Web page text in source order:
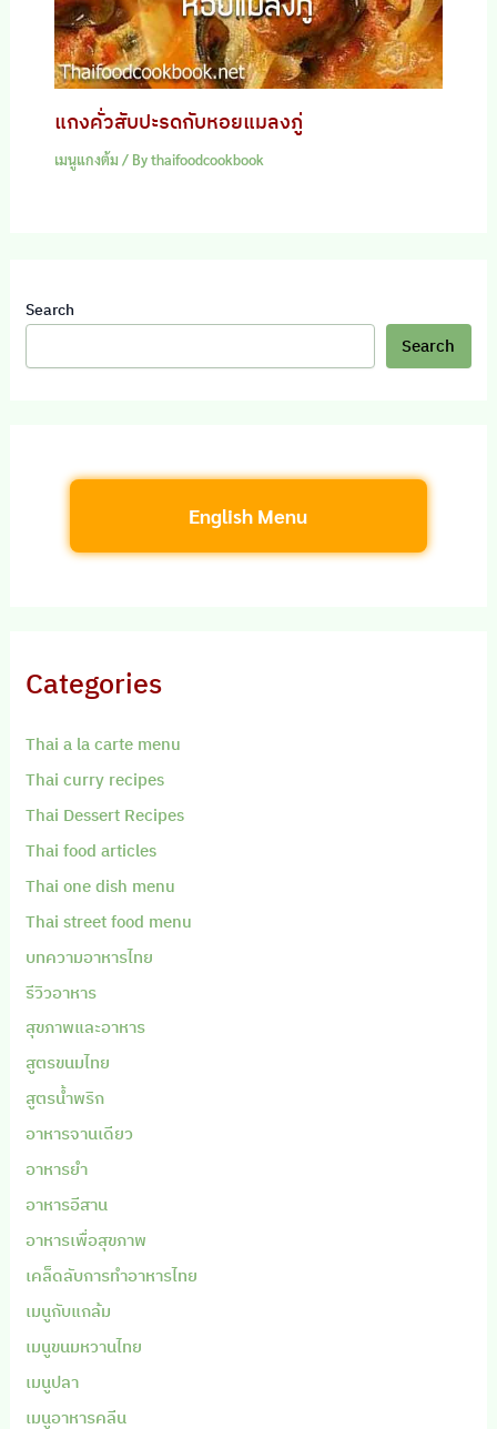
แกงคั่วสับปะรดกับหอยแมลงภู่
เมนูแกงต้ม / Bythaifoodcookbook
Search
Search
English Menu
Categories
Thai a la carte menu
Thai curry recipes
Thai Dessert Recipes
Thai food articles
Thai one dish menu
Thai street food menu
บทความอาหารไทย
รีวิวอาหาร
สุขภาพและอาหาร
สูตรขนมไทย
สูตรน้ำพริก
อาหารจานเดียว
อาหารยำ
อาหารอีสาน
อาหารเพื่อสุขภาพ
เคล็ดลับการทำอาหารไทย
เมนูกับแกล้ม
เมนูขนมหวานไทย
เมนูปลา
เมนูอาหารคลีน